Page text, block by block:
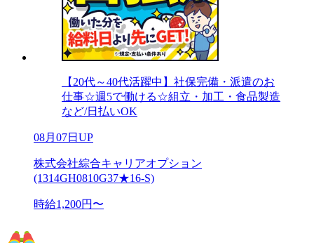
【20代～40代活躍中】社保完備・派遣のお
仕事☆週5で働ける☆組立・加工・食品製造
など/日払いOK
08月07日UP
株式会社綜合キャリアオプション
(1314GH0810G37★16-S)
時給1,200円〜